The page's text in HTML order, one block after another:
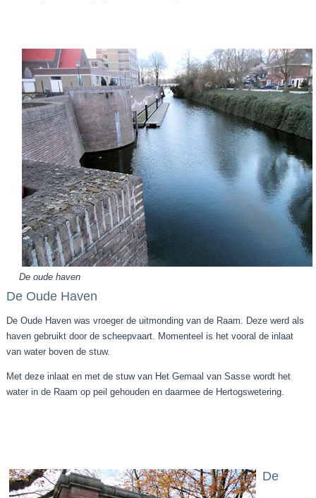
De oude haven
De Oude Haven
De Oude Haven was vroeger de uitmonding van de Raam. Deze werd als
haven gebruikt door de scheepvaart. Momenteel is het vooral de inlaat
van water boven de stuw.
Met deze inlaat en met de stuw van Het Gemaal van Sasse wordt het
water in de Raam op peil gehouden en daarmee de Hertogswetering.
De